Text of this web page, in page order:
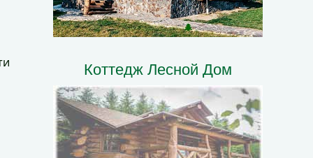
Коттедж Лесной Дом